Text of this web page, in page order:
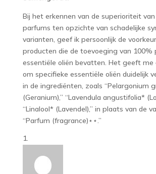
Bij het erkennen van de superioriteit
parfums ten opzichte van schadelijke
varianten, geef ik persoonlijk de
producten die de toevoeging van 100%
essentiële oliën bevatten. Het geeft
om specifieke essentiële oliën duidelijk
in de ingrediënten, zoals “Pelargonium
(Geranium),” “Lavendula angustifolia*
“Linalool* (Lavendel),” in plaats van de
“Parfum (fragrance)⋆⋆.”